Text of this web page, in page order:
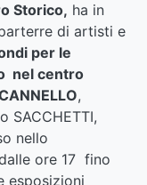
Storico, ha in
di artisti e
per le
nel centro
,
SACCHETTI,
nello
ore 17 fino
esposizioni